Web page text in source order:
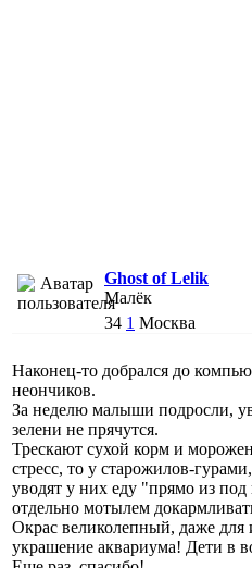
Ghost of Lelik
Малёк
34 1 Москва
Наконец-то добрался до
неончиков.
За неделю малыши подросли,
зелени не прячутся.
Трескают сухой корм и
стресс, то у старожилов-
уводят у них еду "прямо из
отдельно мотылем
Окрас великолепный, даже для
украшение аквариума! Дети в